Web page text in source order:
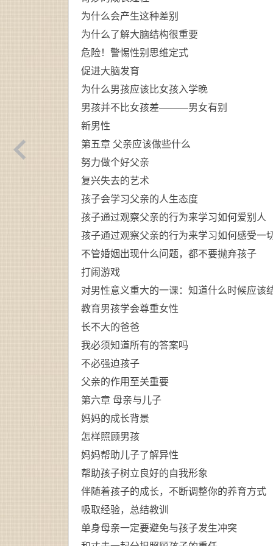
为什么会产生这种差别
为什么了解大脑结构很重要
危险！警惕性别思维定式
促进大脑发育
为什么男孩应该比女孩入学晚
男孩并不比女孩差———男女有别
新男性
第五章 父亲应该做些什么
努力做个好父亲
复兴失去的艺术
孩子会学习父亲的人生态度
孩子通过观察父亲的行为来学习如何爱别人
孩子通过观察父亲的行为来学习如何感受一
不管婚姻出现什么问题，都不要抛弃孩子
打闹游戏
对男性意义重大的一课：知道什么时候应该
教育男孩学会尊重女性
长不大的爸爸
我必须知道所有的答案吗
不必强迫孩子
父亲的作用至关重要
第六章 母亲与儿子
妈妈的成长背景
怎样照顾男孩
妈妈帮助儿子了解异性
帮助孩子树立良好的自我形象
伴随着孩子的成长，不断调整你的养育方式
吸取经验，总结教训
单身母亲一定要避免与孩子发生冲突